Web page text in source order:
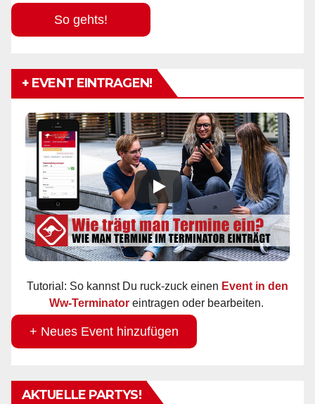
So gehts!
+ EVENT EINTRAGEN!
Tutorial: So kannst Du ruck-zuck einen Event in den
Ww-Terminator eintragen oder bearbeiten.
+ Neues Event hinzufügen
AKTUELLE PARTYS!